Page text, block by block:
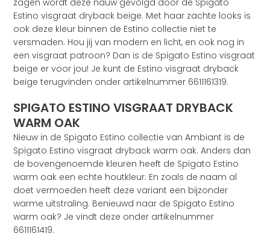
zagen wordt deze nauw gevolgd door de Spigato
Estino visgraat dryback beige. Met haar zachte looks is
ook deze kleur binnen de Estino collectie niet te
versmaden. Hou jij van modern en licht, en ook nog in
een visgraat patroon? Dan is de Spigato Estino visgraat
beige er voor jou! Je kunt de Estino visgraat dryback
beige terugvinden onder artikelnummer 6611161319.
SPIGATO ESTINO VISGRAAT DRYBACK
WARM OAK
Nieuw in de Spigato Estino collectie van Ambiant is de
Spigato Estino visgraat dryback warm oak. Anders dan
de bovengenoemde kleuren heeft de Spigato Estino
warm oak een echte houtkleur. En zoals de naam al
doet vermoeden heeft deze variant een bijzonder
warme uitstraling. Benieuwd naar de Spigato Estino
warm oak? Je vindt deze onder artikelnummer
6611161419.